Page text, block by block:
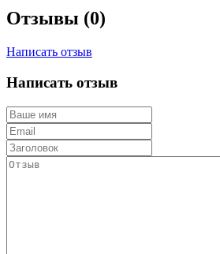
Отзывы (0)
Написать отзыв
Написать отзыв